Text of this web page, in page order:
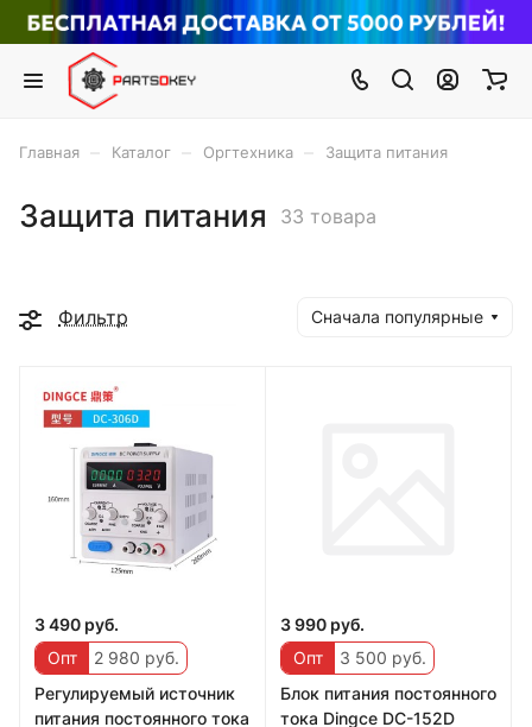
Главная Каталог Оргтехника Защита питания
Защита питания 33 товара
Фильтр Сначала популярные
3 490 руб.
Опт
2 980 руб.
Регулируемый источник
питания постоянного тока
3 990 руб.
Опт
3 500 руб.
Блок питания постоянного
тока Dingce DC-152D